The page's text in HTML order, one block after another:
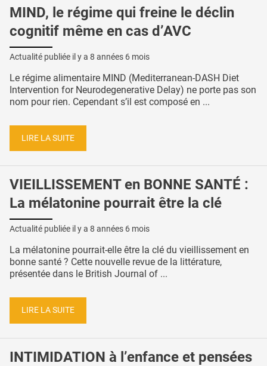
MIND, le régime qui freine le déclin
cognitif même en cas d’AVC
Actualité publiée il y a 8 années 6 mois
Le régime alimentaire MIND (Mediterranean-DASH Diet
Intervention for Neurodegenerative Delay) ne porte pas son
nom pour rien. Cependant s’il est composé en ...
LIRE LA SUITE
VIEILLISSEMENT en BONNE SANTÉ :
La mélatonine pourrait être la clé
Actualité publiée il y a 8 années 6 mois
La mélatonine pourrait-elle être la clé du vieillissement en
bonne santé ? Cette nouvelle revue de la littérature,
présentée dans le British Journal of ...
LIRE LA SUITE
INTIMIDATION à l’enfance et pensées